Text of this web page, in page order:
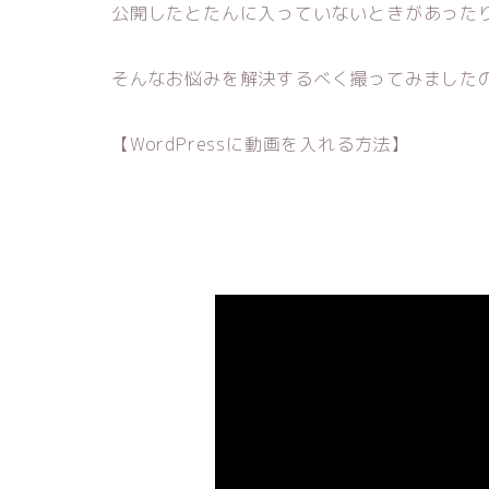
公開したとたんに入っていないときがあった
そんなお悩みを解決するべく撮ってみました
【WordPressに動画を入れる方法】